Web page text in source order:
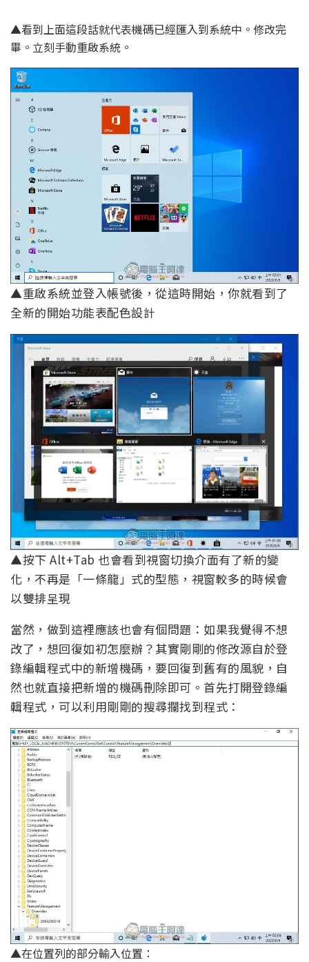
▲看到上面這段話就代表機碼已經匯入到系統中。修改完
畢。立刻手動重啟系統。
▲重啟系統並登入帳號後，從這時開始，你就看到了
全新的開始功能表配色設計
▲按下 Alt+Tab 也會看到視窗切換介面有了新的變
化，不再是「一條龍」式的型態，視窗較多的時候會
以雙排呈現
當然，做到這裡應該也會有個問題：如果我覺得不想
改了，想回復如初怎麼辦？其實剛剛的修改源自於登
錄編輯程式中的新增機碼，要回復到舊有的風貌，自
然也就直接把新增的機碼刪除即可。首先打開登錄編
輯程式，可以利用剛剛的搜尋攔找到程式：
▲在位置列的部分輸入位置：